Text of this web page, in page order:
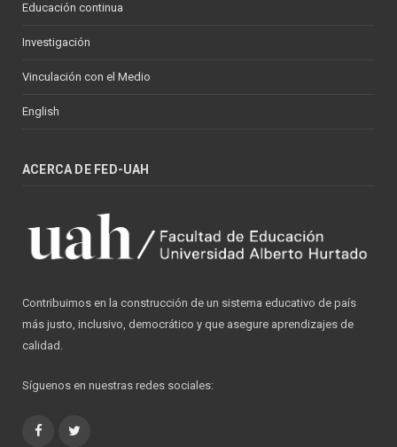
Educación continua
Investigación
Vinculación con el Medio
English
ACERCA DE FED-UAH
Contribuimos en la construcción de un sistema educativo de país
más justo, inclusivo, democrático y que asegure aprendizajes de
calidad.
Síguenos en nuestras redes sociales:
Facebook